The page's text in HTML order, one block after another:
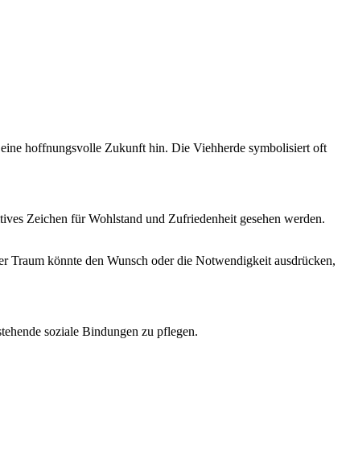
hoffnungsvolle Zukunft hin. Die Viehherde symbolisiert oft
Zeichen für Wohlstand und Zufriedenheit gesehen werden.
könnte den Wunsch oder die Notwendigkeit ausdrücken,
soziale Bindungen zu pflegen.